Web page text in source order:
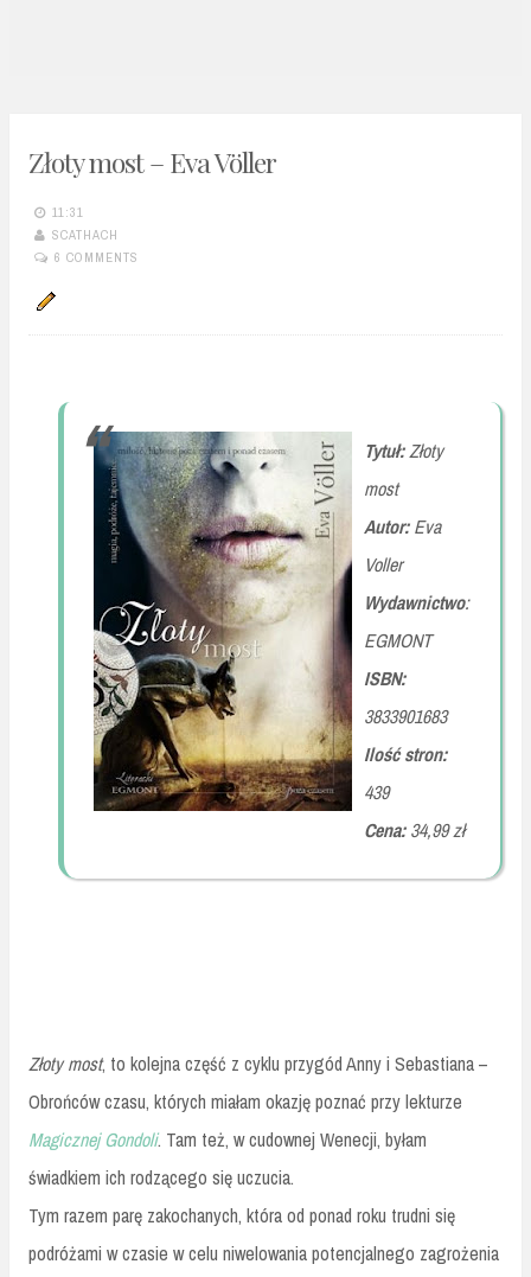
Złoty most – Eva Völler
11:31
SCATHACH
6 COMMENTS
Tytuł:Złoty
most
Autor:Eva
Voller
Wydawnictwo:
EGMONT
ISBN:
3833901683
Ilość stron:
439
Cena:34,99 zł
Złoty most, to kolejna część z cyklu przygód Anny i Sebastiana –
Obrońców czasu, których miałam okazję poznać przy lekturze
Magicznej Gondoli. Tam też, w cudownej Wenecji, byłam
świadkiem ich rodzącego się uczucia.
Tym razem parę zakochanych, która od ponad roku trudni się
podróżami w czasie w celu niwelowania potencjalnego zagrożenia